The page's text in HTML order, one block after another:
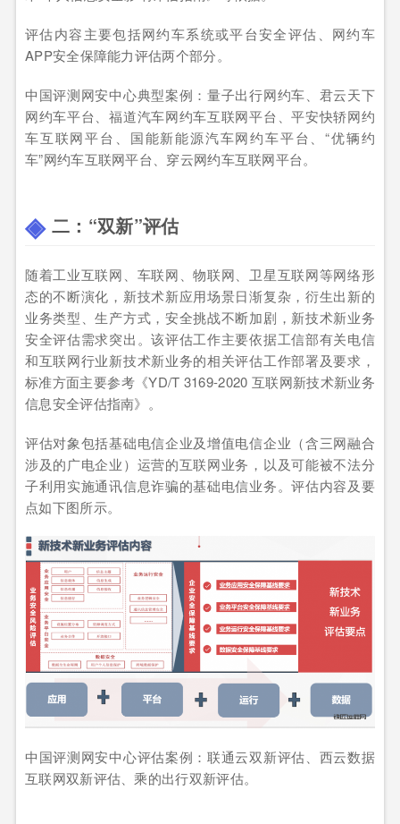
评估内容主要包括网约车系统或平台安全评估、网约车
APP安全保障能力评估两个部分。
中国评测网安中心典型案例：量子出行网约车、君云天下
网约车平台、福道汽车网约车互联网平台、平安快轿网约
车互联网平台、国能新能源汽车网约车平台、“优辆约
车”网约车互联网平台、穿云网约车互联网平台。
二：“双新”评估
随着工业互联网、车联网、物联网、卫星互联网等网络形
态的不断演化，新技术新应用场景日渐复杂，衍生出新的
业务类型、生产方式，安全挑战不断加剧，新技术新业务
安全评估需求突出。该评估工作主要依据工信部有关电信
和互联网行业新技术新业务的相关评估工作部署及要求，
标准方面主要参考《YD/T 3169-2020 互联网新技术新业务
信息安全评估指南》。
评估对象包括基础电信企业及增值电信企业（含三网融合
涉及的广电企业）运营的互联网业务，以及可能被不法分
子利用实施通讯信息诈骗的基础电信业务。评估内容及要
点如下图所示。
中国评测网安中心评估案例：联通云双新评估、西云数据
互联网双新评估、乘的出行双新评估。